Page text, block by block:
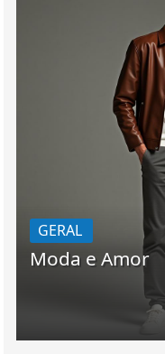
GERAL
Moda e Amor